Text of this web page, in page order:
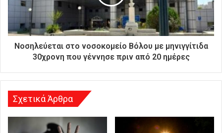
ύ
σ
Νοσηλεύεται στο νοσοκομείο Βόλου με μηνιγγίτιδα
30χρονη που γέννησε πριν από 20 ημέρες
Σχετικά Άρθρα